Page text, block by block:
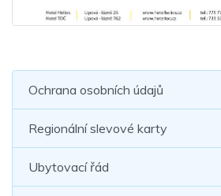
Ochrana osobních údajů
Regionální slevové karty
Ubytovací řád